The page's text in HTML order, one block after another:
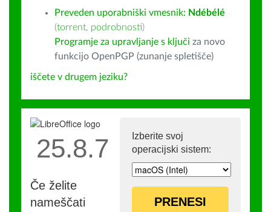
Preveden uporabniški vmesnik: Ndébélé
(torrent, podrobnosti)
Programje za upravljanje s ključi za novo
funkcijo OpenPGP (zunanje spletišče)
iščete v drugem jeziku?
Izberite svoj
operacijski sistem:
PRENESI
25.8.7
Če želite
nameščati